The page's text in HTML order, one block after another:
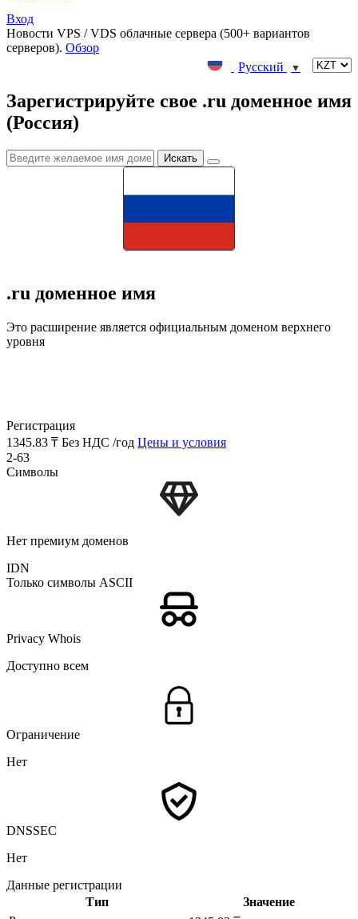
Вход
Новости VPS / VDS облачные сервера (500+ вариантов
серверов). Обзор
Русский
▼
Зарегистрируйте свое .ru доменное имя
(Россия)
.ru доменное имя
Это расширение является официальным доменом верхнего
уровня
Регистрация
1345.83 ₸ Без НДС /год Цены и условия
2-63
Символы
Нет премиум доменов
IDN
Только символы ASCII
Privacy Whois
Доступно всем
Ограничение
Нет
DNSSEC
Нет
Данные регистрации
Тип
Значение